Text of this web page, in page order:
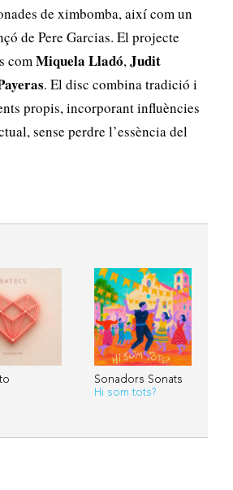
de ximbomba, així com un
de Pere Garcias. El projecte
comMiquela Lladó,Judit
. El disc combina tradició i
propis, incorporant influències
sense perdre l’essència del
Sonadors Sonats
Hi som tots?